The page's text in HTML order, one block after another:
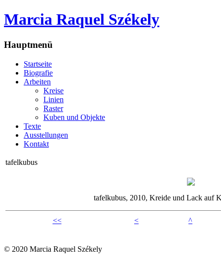
Marcia Raquel Székely
Hauptmenü
Startseite
Biografie
Arbeiten
Kreise
Linien
Raster
Kuben und Objekte
Texte
Ausstellungen
Kontakt
tafelkubus
tafelkubus, 2010, Kreide und Lack auf
<< < ^
© 2020 Marcia Raquel Székely